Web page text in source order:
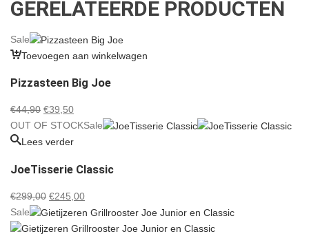
GERELATEERDE PRODUCTEN
Sale
Toevoegen aan winkelwagen
Pizzasteen Big Joe
€44,90 Oorspronkelijke
prijs
was:
€39,50Huidige
prijs
is:
OUT OF STOCKSale
Lees verder
JoeTisserie Classic
€299,00 Oorspronkelijke
prijs
was:
€245,00Huidige
prijs
is:
Sale